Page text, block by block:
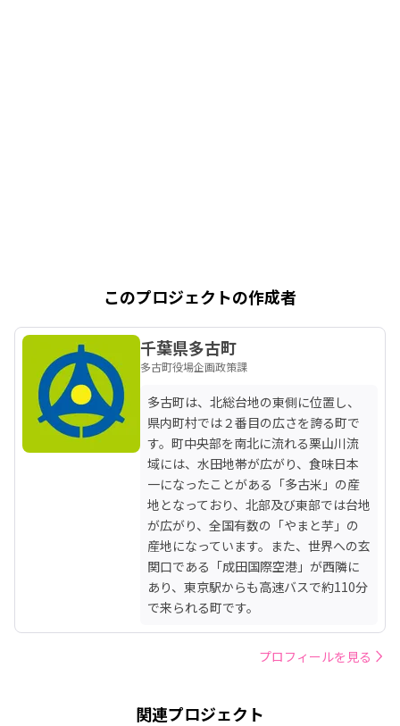
このプロジェクトの作成者
千葉県多古町
多古町役場企画政策課
多古町は、北総台地の東側に位置し、
県内町村では２番目の広さを誇る町で
す。町中央部を南北に流れる栗山川流
域には、水田地帯が広がり、食味日本
一になったことがある「多古米」の産
地となっており、北部及び東部では台地
が広がり、全国有数の「やまと芋」の
産地になっています。また、世界への玄
関口である「成田国際空港」が西隣に
あり、東京駅からも高速バスで約110分
で来られる町です。
プロフィールを見る
関連プロジェクト